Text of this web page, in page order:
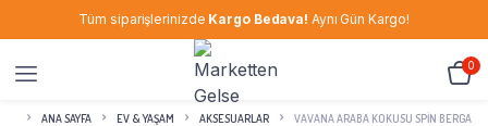
Tüm siparişlerinizde Kargo Bedava! Aynı Gün Kargo!
0
ANA SAYFA EV & YAŞAM AKSESUARLAR VAVANA ARABA KOKUSU SPIN